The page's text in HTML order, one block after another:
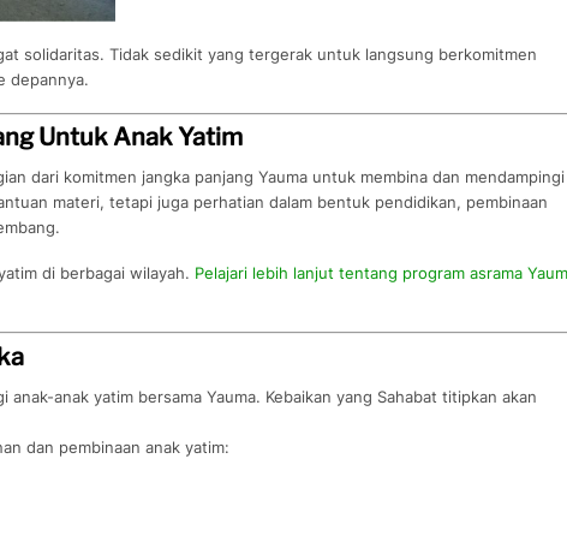
solidaritas. Tidak sedikit yang tergerak untuk langsung berkomitmen
depannya.
Untuk Anak Yatim
dari komitmen jangka panjang Yauma untuk membina dan mendampingi
materi, tetapi juga perhatian dalam bentuk pendidikan, pembinaan
di berbagai wilayah. Pelajari lebih lanjut tentang program asrama
anak yatim bersama Yauma. Kebaikan yang Sahabat titipkan akan
dan pembinaan anak yatim: